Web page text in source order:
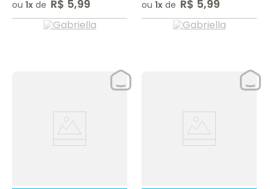
ou 1 de R$ 5,99 ou 1 de R$ 5,99